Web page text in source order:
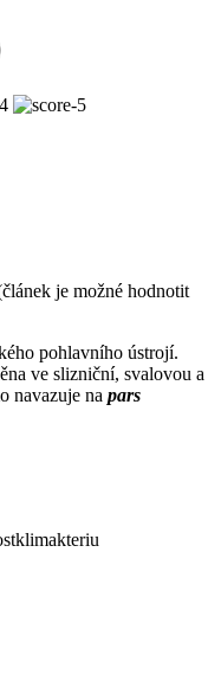
je možné hodnotit
pohlavního ústrojí.
ve slizniční, svalovou a
navazuje na pars